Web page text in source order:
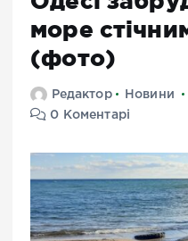
море
(фото)
Редактор Новини
0 Коментарі